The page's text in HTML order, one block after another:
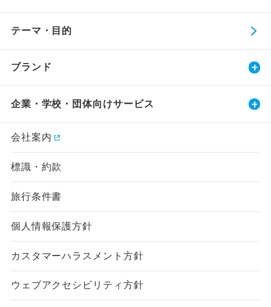
テーマ・目的
ブランド
企業・学校・団体向けサービス
会社案内
標識・約款
旅行条件書
個人情報保護方針
カスタマーハラスメント方針
ウェブアクセシビリティ方針